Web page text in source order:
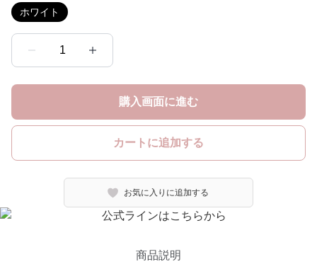
ホワイト
1
購入画面に進む
カートに追加する
お気に入りに追加する
商品説明